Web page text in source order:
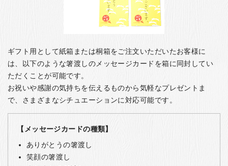
ギフト用として紙箱または桐箱をご注文いただいたお客様に
は、以下のような箸渡しのメッセージカードを箱に同封してい
ただくことが可能です。
お祝いや感謝の気持ちを伝えるものから気軽なプレゼントま
で、さまざまなシチュエーションに対応可能です。
【メッセージカードの種類】
ありがとうの箸渡し
笑顔の箸渡し